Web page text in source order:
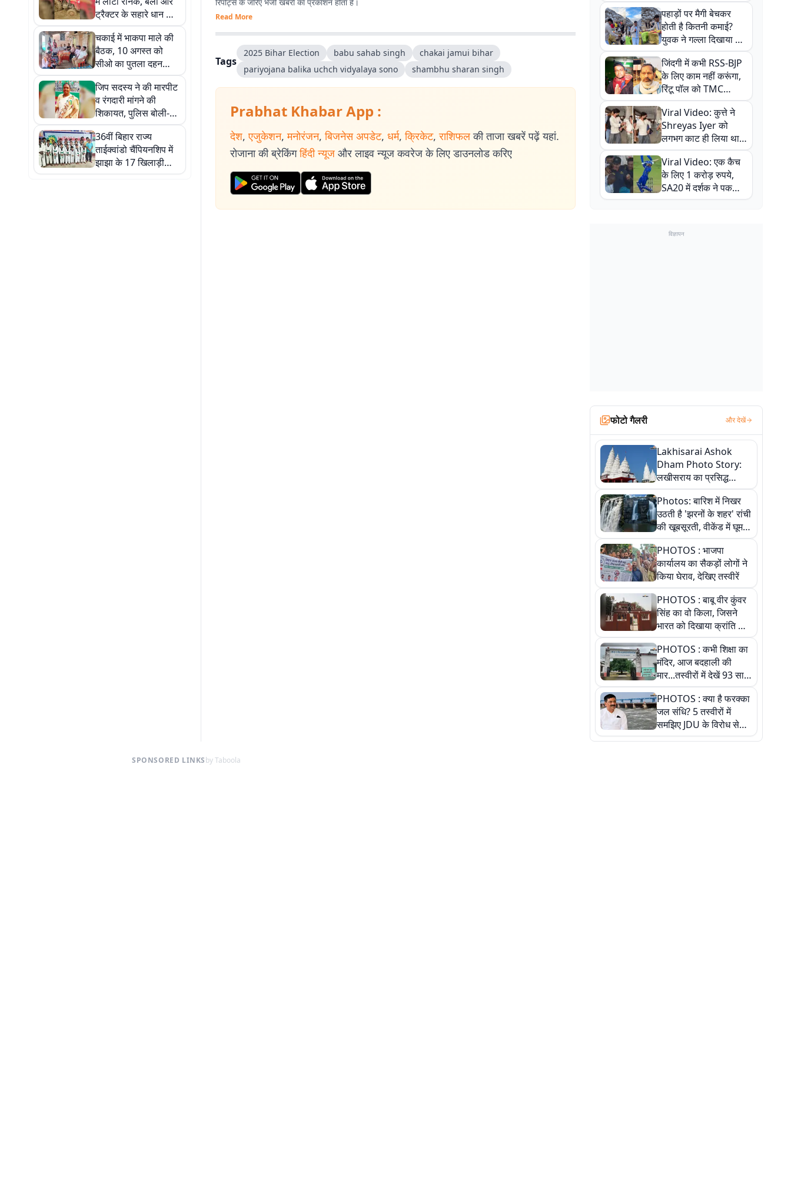
ट्रैक्टर के सहारे धान की
रोपाई में जुटे किसान
चकाई में भाकपा माले की
बैठक, 10 अगस्त को
सीओ का पुतला दहन
करने का निर्णय
जिप सदस्य ने की मारपीट
व रंगदारी मांगने की
शिकायत, पुलिस बोली-
जमीन विवाद का मामला
36वीं बिहार राज्य
ताईक्वांडो चैंपियनशिप में
झाझा के 17 खिलाड़ी
दिखाएंगे दम
Read More
Tags
2025 Bihar Election babu sahab singh
chakai jamui bihar
pariyojana balika uchch vidyalaya sono
shambhu sharan singh
Prabhat Khabar App :
देश, एजुकेशन, मनोरंजन, बिजनेस अपडेट, धर्म, क्रिकेट, राशिफल की ताजा खबरें पढ़ें यहां.
रोजाना की ब्रेकिंग हिंदी न्यूज और लाइव न्यूज कवरेज के लिए डाउनलोड करिए
से राजनीति में उबाल,
अजित महतो बोले- TMC
की गंदी चाल
पहाड़ों पर मैगी बेचकर
होती है कितनी कमाई?
युवक ने गल्ला दिखाया तो
नौकरी वालों के खड़े हो गए
कान
जिंदगी में कभी RSS-BJP
के लिए काम नहीं करूंगा,
रिंटू पॉल को TMC
ऑफिस में ले जाकर पीटा,
Video वायरल
Viral Video: कुत्ते ने
Shreyas Iyer को
लगभग काट ही लिया था,
न्यूजीलैंड सीरीज से पहले
बाल-बाल बचे
Viral Video: एक कैच
के लिए 1 करोड़ रुपये,
SA20 में दर्शक ने पकड़ा
एक हाथ से गजब का कैच
विज्ञापन
फोटो गैलरी और देखें
Lakhisarai Ashok
Dham Photo Story:
लखीसराय का प्रसिद्ध
अशोक धाम—आस्था,
श्रृंगार, अनुष्ठान और
अलौकिक संध्या आरती के
विहंगम दृश्य
Photos: बारिश में निखर
उठती है 'झरनों के शहर' रांची
की खूबसूरती, वीकेंड में घूम
आएं ये 5 वादियां
PHOTOS : भाजपा
कार्यालय का सैकड़ों लोगों ने
किया घेराव, देखिए तस्वीरें
PHOTOS : बाबू वीर कुंवर
सिंह का वो किला, जिसने
भारत को दिखाया क्रांति का
रास्ता: तस्वीरों में देखिए
PHOTOS : कभी शिक्षा का
मंदिर, आज बदहाली की
मार...तस्वीरों में देखें 93 साल
पुराने इस हाई स्कूल की
हकीकत
PHOTOS : क्या है फरक्का
जल संधि? 5 तस्वीरों में
समझिए JDU के विरोध से
लेकर बिहार पर असर तक
SPONSORED LINKSby Taboola